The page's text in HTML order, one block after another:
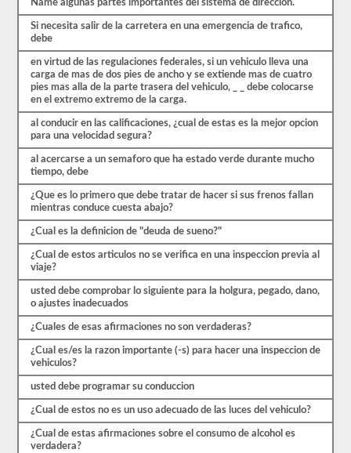
estrés
de
preguntas
con
que
encontrarás
y
hacen
que
pasar
sea
muy
fácil.
Tenemos
preguntas
pertenecen
examen
Conocimiento
general
distribuidas
en
ocho
exámenes
de
práctica
disponibles
forma
gratuita.
Name algunas partes importantes del sistema de direccion.
Si necesita salir de la carretera en una emergencia de trafico,
debe
en virtud de las regulaciones federales, si un vehiculo lleva una
carga de mas de dos pies de ancho y se extiende mas de cuatro
pies mas alla de la parte trasera del vehiculo, _ _ debe colocarse
en el extremo extremo de la carga.
al conducir en las calificaciones, ¿cual de estas es la mejor opcion
para una velocidad segura?
al acercarse a un semaforo que ha estado verde durante mucho
tiempo, debe
¿Que es lo primero que debe tratar de hacer si sus frenos fallan
mientras conduce cuesta abajo?
¿Cual es la definicion de "deuda de sueno?"
¿Cual de estos articulos no se verifica en una inspeccion previa al
viaje?
usted debe comprobar lo siguiente para la holgura, pegado, dano,
o ajustes inadecuados
¿Cuales de esas afirmaciones no son verdaderas?
¿Cual es/es la razon importante (-s) para hacer una inspeccion de
vehiculos?
usted debe programar su conduccion
¿Cual de estos no es un uso adecuado de las luces del vehiculo?
¿Cual de estas afirmaciones sobre el consumo de alcohol es
verdadera?